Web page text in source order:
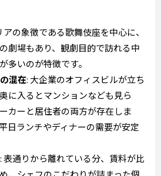
アの象徴である歌舞伎座を中心に、
劇場もあり、観劇目的で訪れる中
多いのが特徴です。
混在: 大企業のオフィスビルが立ち
に入るとマンションなども見ら
カーと居住者の両方が存在しま
日ランチやディナーの需要が安定
: 表通りから離れている分、賃料が比